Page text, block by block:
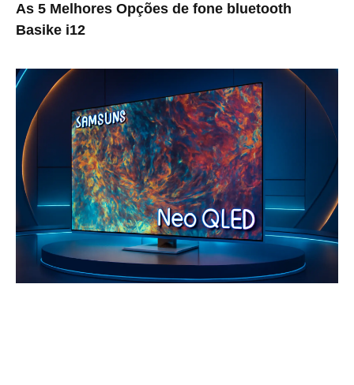
As 5 Melhores Opções de fone bluetooth
Basike i12